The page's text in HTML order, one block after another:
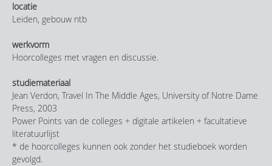
locatie
Leiden, gebouw ntb
werkvorm
Hoorcolleges met vragen en discussie.
studiemateriaal
Jean Verdon, Travel In The Middle Ages, University of Notre Dame
Press, 2003
Power Points van de colleges + digitale artikelen + facultatieve
literatuurlijst
* de hoorcolleges kunnen ook zonder het studieboek worden
gevolgd.